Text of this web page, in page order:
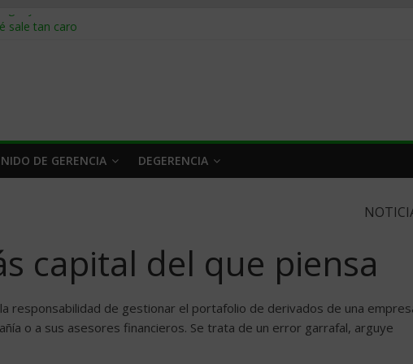
y cobrar en 2026
qué hacer
y venderle
DE GERENCIA DEGERENCIA
capital del que piensa
responsabilidad de gestionar el portafolio de derivados de una
o a sus asesores financieros. Se trata de un error garrafal, arguye